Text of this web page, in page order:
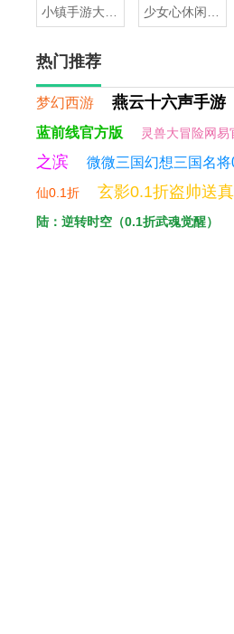
热门推荐
梦幻西游 燕云十六声手游
蓝前线官方版
灵兽大冒险网易
之滨
微微三国幻想三国名
仙0.1折 玄影0.1折盗帅送
陆：逆转时空（0.1折武魂觉醒）